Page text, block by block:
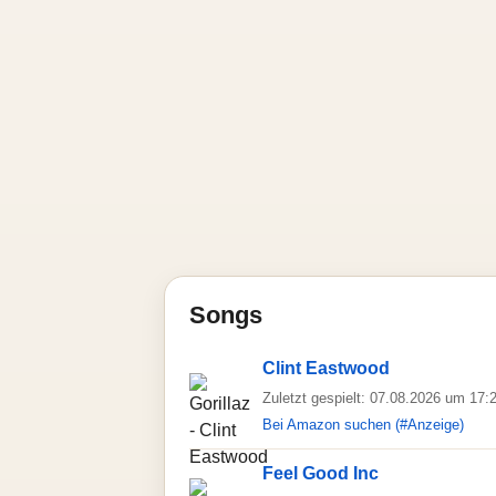
Songs
Clint Eastwood
Zuletzt gespielt: 07.08.2026 um
Bei Amazon suchen (#Anzeige)
Feel Good Inc